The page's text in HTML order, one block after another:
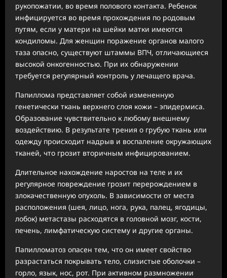
рукопожатии, во время полового контакта. Ребенок
инфицируется во время прохождения по родовым
путям, если у матери на шейки матки имеются
кондиломы. Для женщин поражение органов малого
таза опасно, существуют штаммы ВПЧ, отличающиеся
высокой онкогенностью. При их обнаружении
требуется регулярный контроль у лечащего врача.
Папиллома представляет собой измененную
генетически ткань верхнего слоя кожи – эпидермиса.
Образование чувствительно к любому внешнему
воздействию. В результате трения о грубую ткань или
одежду происходит надрыв и воспаление окружающих
тканей, что грозит вторичным инфицированием.
Длительное нахождение наростов на теле и их
регулярное повреждение грозит перерождением в
злокачественную опухоль. В зависимости от места
расположения (шея, лицо, нога, рука, палец, ягодицы,
лобок) метастазы расходятся в головной мозг, кости,
печень, лимфатическую систему и другие органы.
Папилломатоз опасен тем, что он имеет свойство
разрастаться покрывать тело, слизистые оболочки –
горло, язык, нос, рот. При активном размножении